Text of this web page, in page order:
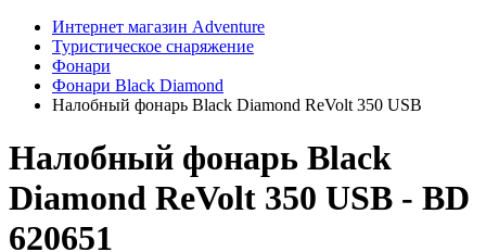
Интернет магазин Adventure
Туристическое снаряжение
Фонари
Фонари Black Diamond
Налобный фонарь Black Diamond ReVolt 350 USB
Налобный фонарь Black
Diamond ReVolt 350 USB - BD
620651